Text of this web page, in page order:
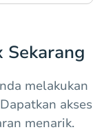
melakukan
akses
menarik.